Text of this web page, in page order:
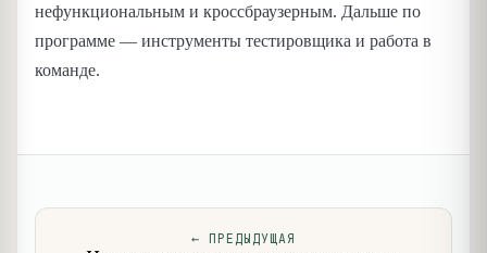
нефункциональным и кроссбраузерным. Дальше по
программе — инструменты тестировщика и работа в
команде.
← ПРЕДЫДУЩАЯ